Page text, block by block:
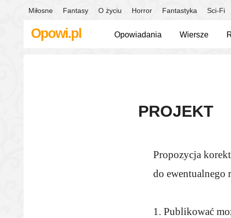
Miłosne Fantasy O życiu Horror Fantastyka Sci-Fi
Opowi.pl Opowiadania Wiersze
PROJEKT
Propozycja
do ewentualnego
1. Publikować